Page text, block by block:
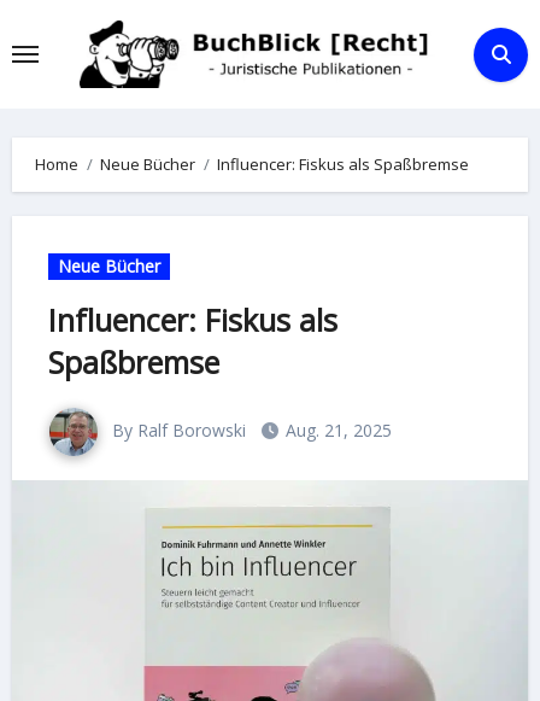
to
Home Neue Bücher Influencer: Fiskus als Spaßbremse
Neue Bücher
Influencer: Fiskus als
Spaßbremse
By Ralf Borowski Aug. 21, 2025